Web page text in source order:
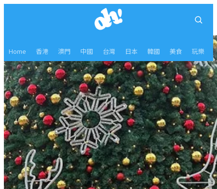
Home 香港 澳門 中國 台灣 日本 韓國 美食 玩樂